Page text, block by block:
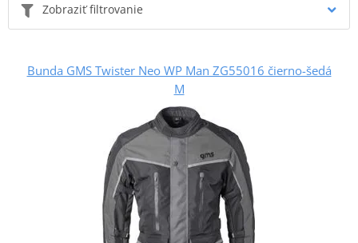
Zobraziť filtrovanie
Bunda GMS Twister Neo WP Man ZG55016 čierno-šedá
M